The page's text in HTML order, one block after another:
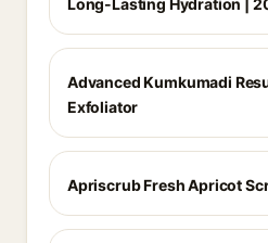
Long-Lasting Hydration |
Advanced Kumkumadi
Exfoliator
Apriscrub Fresh Apricot